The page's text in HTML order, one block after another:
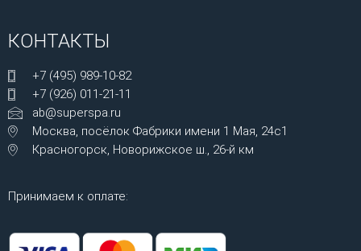
КОНТАКТЫ
+7 (495) 989-10-82
+7 (926) 011-21-11
ab@superspa.ru
Москва, посёлок Фабрики имени 1 Мая, 24с1
Красногорск, Новорижское ш., 26-й км
Принимаем к оплате: